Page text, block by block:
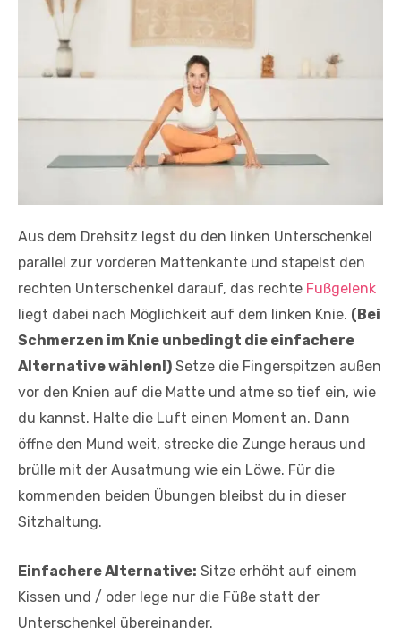
Aus dem Drehsitz legst du den linken Unterschenkel
parallel zur vorderen Mattenkante und stapelst den
rechten Unterschenkel darauf, das rechte Fußgelenk
liegt dabei nach Möglichkeit auf dem linken Knie. (Bei
Schmerzen im Knie unbedingt die einfachere
Alternative wählen!) Setze die Fingerspitzen außen
vor den Knien auf die Matte und atme so tief ein, wie
du kannst. Halte die Luft einen Moment an. Dann
öffne den Mund weit, strecke die Zunge heraus und
brülle mit der Ausatmung wie ein Löwe. Für die
kommenden beiden Übungen bleibst du in dieser
Sitzhaltung.
Einfachere Alternative: Sitze erhöht auf einem
Kissen und / oder lege nur die Füße statt der
Unterschenkel übereinander.